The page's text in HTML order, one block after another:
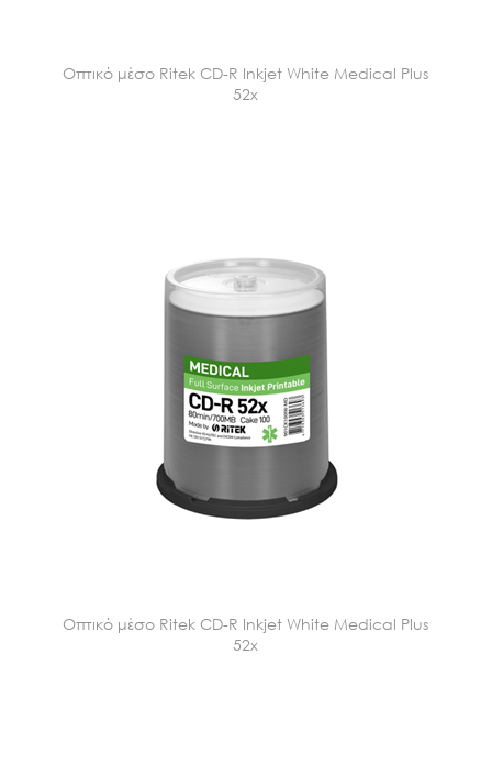
Οπτικό μέσο Ritek CD-R Inkjet White Medical Plus
52x
Οπτικό μέσο Ritek CD-R Inkjet White Medical Plus
52x